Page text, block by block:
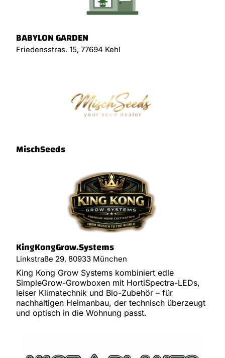
BABYLON GARDEN
Friedensstras. 15, 77694 Kehl
MischSeeds
KingKongGrow.Systems
Linkstraße 29, 80933 München
King Kong Grow Systems kombiniert edle
SimpleGrow-Growboxen mit HortiSpectra-LEDs,
leiser Klimatechnik und Bio-Zubehör – für
nachhaltigen Heimanbau, der technisch überzeugt
und optisch in die Wohnung passt.